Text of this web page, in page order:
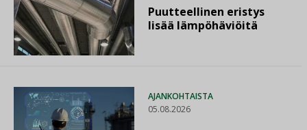
Puutteellinen eristys
lisää lämpöhäviöitä
AJANKOHTAISTA
05.08.2026